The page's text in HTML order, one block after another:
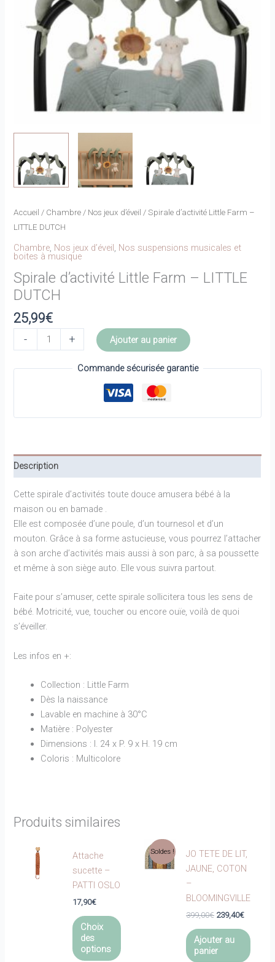
Accueil / Chambre / Nos jeux d’éveil / Spirale d’activité Little Farm –
LITTLE DUTCH
Chambre, Nos jeux d’éveil, Nos suspensions musicales et
boites à musique
Spirale d’activité Little Farm – LITTLE
DUTCH
25,99€
-
de
DUTCH
+ Ajouter au panier
Commande sécurisée garantie
Description
Cette spirale d’activités toute douce amusera bébé à la
maison ou en bamade .
Elle est composée d’une poule, d’un tournesol et d’un
mouton. Grâce à sa forme astucieuse, vous pourrez l’attacher
à son arche d’activités mais aussi à son parc, à sa poussette
et même à son siège auto. Elle vous suivra partout.
Faite pour s’amuser, cette spirale sollicitera tous les sens de
bébé. Motricité, vue, toucher ou encore ouïe, voilà de quoi
s’éveiller.
Les infos en +:
Collection : Little Farm
Dès la naissance
Lavable en machine à 30°C
Matière : Polyester
Dimensions : l. 24 x P. 9 x H. 19 cm
Coloris : Multicolore
Produits similaires
Attache
sucette –
PATTI OSLO
17,90€
Choix
des
options
a
Soldes !
JO TETE DE LIT,
JAUNE, COTON
–
BLOOMINGVILLE
399,00€ Le
initial
était :
399,00€.
239,40€Le
actuel
239,40€.
Ajouter au
panier